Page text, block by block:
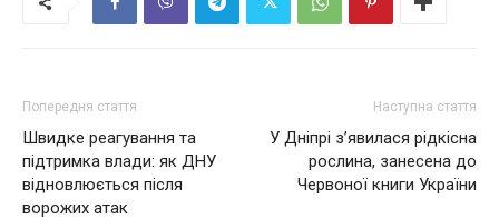
Попередня стаття
Швидке реагування та
підтримка влади: як ДНУ
відновлюється після
ворожих атак
Наступна стаття
У Дніпрі з’явилася рідкісна
рослина, занесена до
Червоної книги України